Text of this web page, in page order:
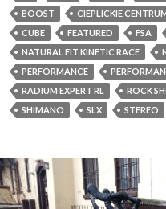
BOOST
CIEPLICKIE
CUBE
FEATURED FSA
NATURAL FIT KINETIC RACE
PERFORMANCE
RADIUM EXPERT RL
ROCK
SHIMANO
SLX STEREO